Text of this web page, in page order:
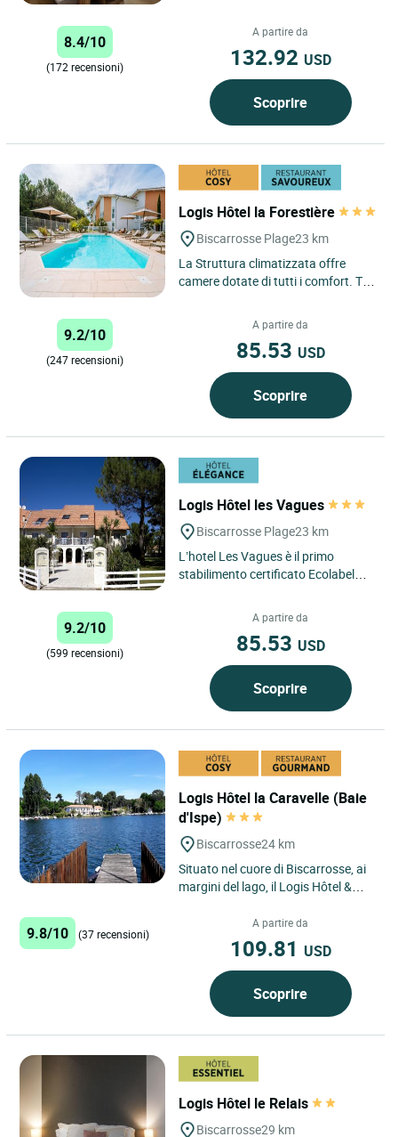
allestite per le famiglie...
8.4/10
(172 recensioni)
A partire da
132.92 USD
Scoprire
Logis Hôtel la Forestière
Biscarrosse Plage23 km
La Struttura climatizzata offre
camere dotate di tutti i comfort. Tre
giardinetto di fronte. Potrete...
9.2/10
(247 recensioni)
A partire da
85.53 USD
Scoprire
Logis Hôtel les Vagues
Biscarrosse Plage23 km
L’hotel Les Vagues è il primo
stabilimento certificato Ecolabel
Situato in un vicolo cieco...
9.2/10
(599 recensioni)
A partire da
85.53 USD
Scoprire
Logis Hôtel la Caravelle (Baie
d'Ispe)
Biscarrosse24 km
Situato nel cuore di Biscarrosse, ai
margini del lago, il Logis Hôtel &
pochi passi dalle...
9.8/10 (37 recensioni)
A partire da
109.81 USD
Scoprire
Logis Hôtel le Relais
Biscarrosse29 km